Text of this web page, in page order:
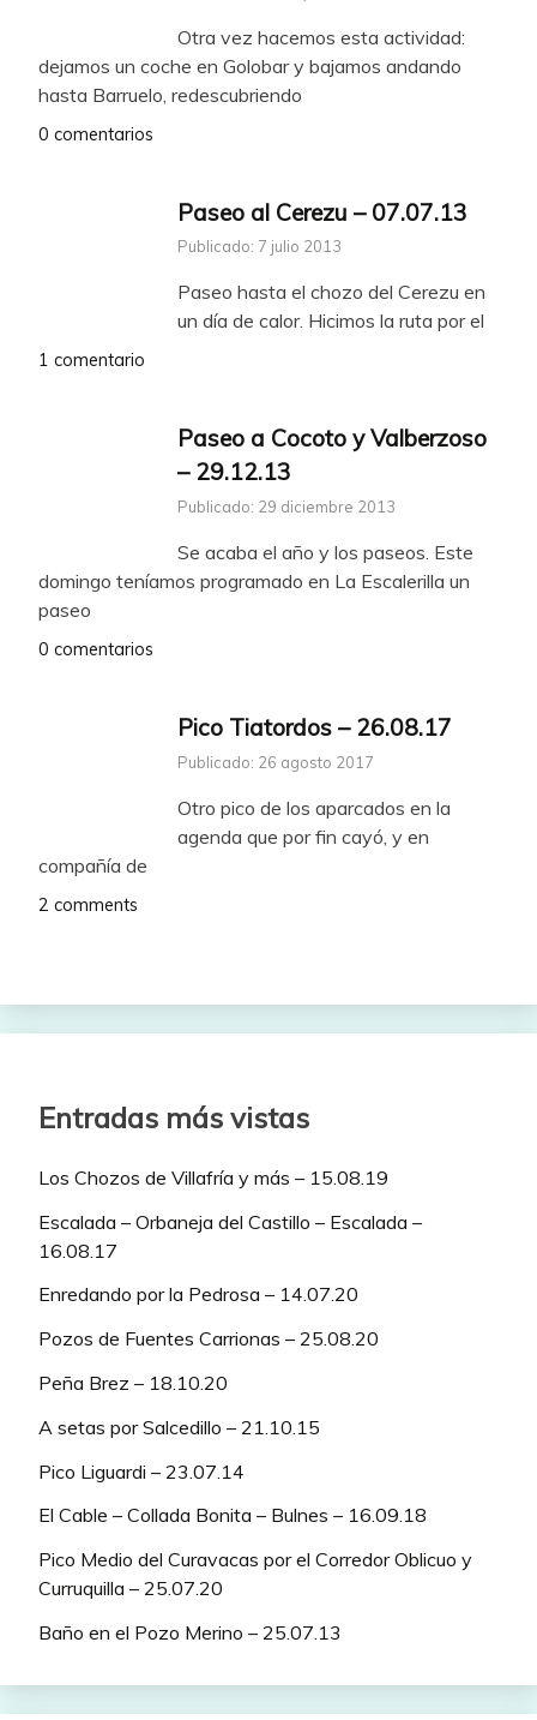
Otra vez hacemos esta actividad:
dejamos un coche en Golobar y bajamos andando
hasta Barruelo, redescubriendo
0 comentarios
Paseo al Cerezu – 07.07.13
Publicado: 7 julio 2013
Paseo hasta el chozo del Cerezu en
un día de calor. Hicimos la ruta por el
1 comentario
Paseo a Cocoto y Valberzoso
– 29.12.13
Publicado: 29 diciembre 2013
Se acaba el año y los paseos. Este
domingo teníamos programado en La Escalerilla un
paseo
0 comentarios
Pico Tiatordos – 26.08.17
Publicado: 26 agosto 2017
Otro pico de los aparcados en la
agenda que por fin cayó, y en
compañía de
2 comments
Entradas más vistas
Los Chozos de Villafría y más – 15.08.19
Escalada – Orbaneja del Castillo – Escalada –
16.08.17
Enredando por la Pedrosa – 14.07.20
Pozos de Fuentes Carrionas – 25.08.20
Peña Brez – 18.10.20
A setas por Salcedillo – 21.10.15
Pico Liguardi – 23.07.14
El Cable – Collada Bonita – Bulnes – 16.09.18
Pico Medio del Curavacas por el Corredor Oblicuo y
Curruquilla – 25.07.20
Baño en el Pozo Merino – 25.07.13